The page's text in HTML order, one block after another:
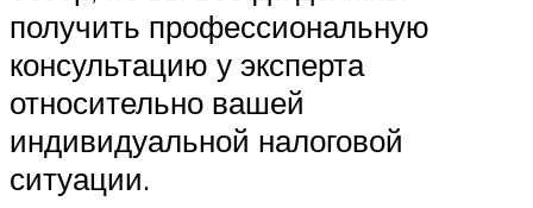
получить профессиональную
консультацию у эксперта
относительно вашей
индивидуальной налоговой
ситуации.